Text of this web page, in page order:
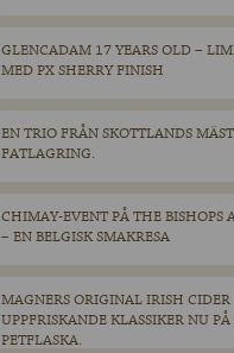
GLENCADAM 17 YEARS OLD –
MED PX SHERRY FINISH
EN TRIO FRÅN SKOTTLANDS
FATLAGRING.
CHIMAY-EVENT PÅ THE BISHOPS
– EN BELGISK SMAKRESA
MAGNERS ORIGINAL IRISH CIDER
UPPFRISKANDE KLASSIKER NU
PETFLASKA.